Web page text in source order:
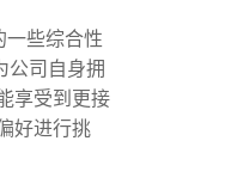
一些综合性
公司自身拥
享受到更接
好进行挑